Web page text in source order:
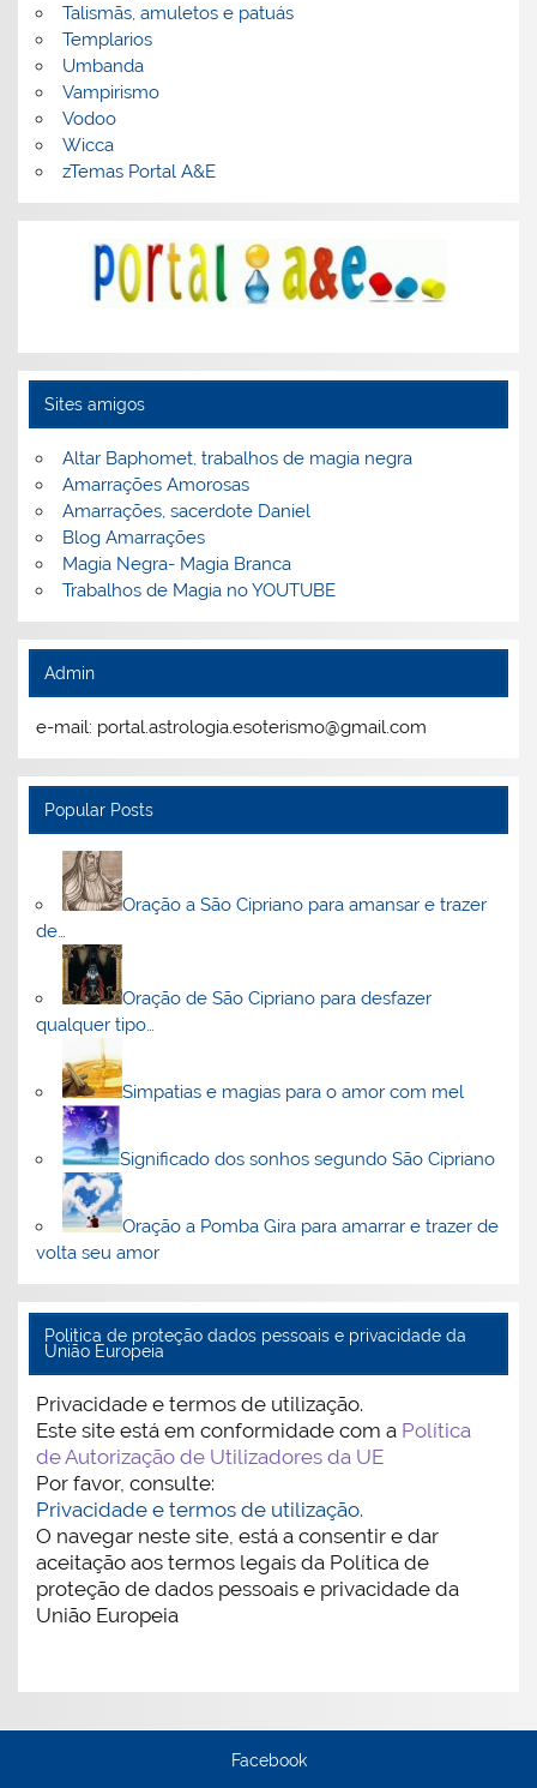
Talismãs, amuletos e patuás
Templarios
Umbanda
Vampirismo
Vodoo
Wicca
zTemas Portal A&E
Sites amigos
Altar Baphomet, trabalhos de magia negra
Amarrações Amorosas
Amarrações, sacerdote Daniel
Blog Amarrações
Magia Negra- Magia Branca
Trabalhos de Magia no YOUTUBE
Admin
e-mail: portal.astrologia.esoterismo@gmail.com
Popular Posts
Oração a São Cipriano para amansar e trazer
de…
Oração de São Cipriano para desfazer
qualquer tipo…
Simpatias e magias para o amor com mel
Significado dos sonhos segundo São Cipriano
Oração a Pomba Gira para amarrar e trazer de
volta seu amor
Politica de proteção dados pessoais e privacidade da
União Europeia
Privacidade e termos de utilização.
Este site está em conformidade com a Política
de Autorização de Utilizadores da UE
Por favor, consulte:
Privacidade e termos de utilização.
O navegar neste site, está a consentir e dar
aceitação aos termos legais da Política de
proteção de dados pessoais e privacidade da
União Europeia
Facebook